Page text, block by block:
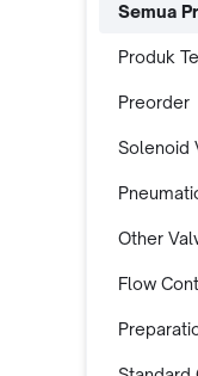
Semua
Produk
Preorder
Solenoid
Other
Flow